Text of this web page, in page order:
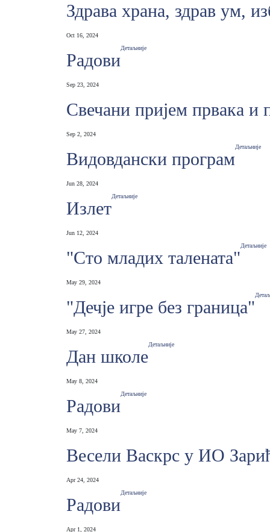
Здрава храна, здрав ум,
Oct 16, 2024
Радови
Sep 23, 2024
Детаљније
Свечани пријем првака и
Sep 2, 2024
Видовдански програм
Jun 28, 2024
Детаљније
Излет
Jun 12, 2024
Детаљније
"Сто младих таленатa"
May 29, 2024
Детаљније
"Дечје игре без граница"
May 27, 2024
Дан школе
May 8, 2024
Детаљније
Радови
May 7, 2024
Детаљније
Весели Васкрс у ИО
Apr 24, 2024
Радови
Apr 1, 2024
Детаљније